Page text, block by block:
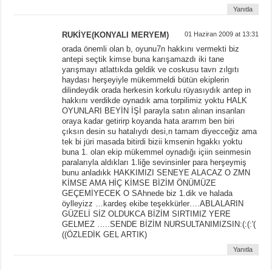
Yanıtla
RUKİYE(KONYALI MERYEM) 01 Haziran 2009 at 13:31
orada önemli olan b, oyunu7n hakkını vermekti biz
antepi seçtik kimse buna karışamazdı iki tane
yarışmayı atlattıkda geldik ve coskusu tavrı zılgıtı
haydası herşeyiyle mükemmeldi bütün ekiplerin
dilindeydik orada herkesin korkulu rüyasıydık antep in
hakkını verdikde oynadık ama torpilimiz yoktu HALK
OYUNLARI BEYİN İŞİ parayla satın alınan insanları
oraya kadar getirirp koyanda hata ararrım ben biri
çıksın desin su hatalıydı desi,n tamam diyecceğiz ama
tek bi jüri masada bitirdi bizii kmsenin hgakkı yoktu
buna 1. olan ekip mükemmel oynadığı içiin seinmesin
paralarıyla aldıkları 1.liğe sevinsinler para herşeymiş
bunu anladıkk HAKKIMIZI SENEYE ALACAZ O ZMN
KİMSE AMA HİÇ KİMSE BİZİM ÖNÜMÜZE
GEÇEMİYECEK O SAhnede biz 1.dik ve halada
öylleyizz …kardeş ekibe teşekkürler….ABLALARIN
GÜZELİ SİZ OLDUKCA BİZİM SIRTIMIZ YERE
GELMEZ …..SENDE BİZİM NURSULTANIMIZSIN:(:(:'(
((ÖZLEDİK GEL ARTIK)
Yanıtla